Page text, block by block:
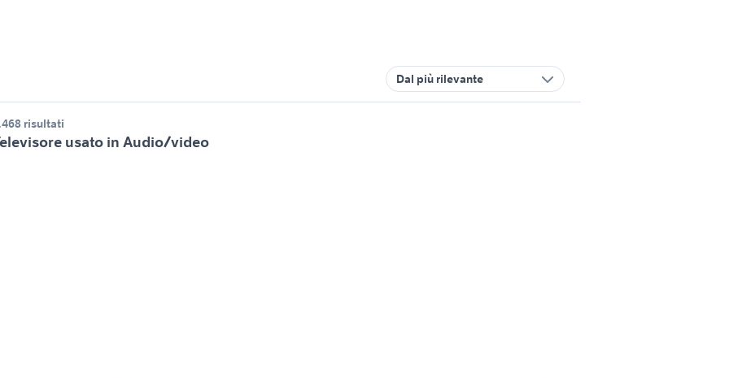
Dal più rilevante
risultati
usato in Audio/video